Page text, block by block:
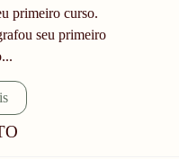
primeiro curso.
seu primeiro